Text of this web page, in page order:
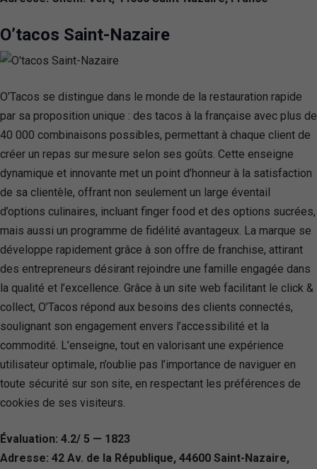
O’tacos Saint-Nazaire
O’Tacos se distingue dans le monde de la restauration rapide
par sa proposition unique : des tacos à la française avec plus de
40 000 combinaisons possibles, permettant à chaque client de
créer un repas sur mesure selon ses goûts. Cette enseigne
dynamique et innovante met un point d’honneur à la satisfaction
de sa clientèle, offrant non seulement un large éventail
d’options culinaires, incluant finger food et des options sucrées,
mais aussi un programme de fidélité avantageux. La marque se
développe rapidement grâce à son offre de franchise, attirant
des entrepreneurs désirant rejoindre une famille engagée dans
la qualité et l’excellence. Grâce à un site web facilitant le click &
collect, O’Tacos répond aux besoins des clients connectés,
soulignant son engagement envers l’accessibilité et la
commodité. L’enseigne, tout en valorisant une expérience
utilisateur optimale, n’oublie pas l’importance de naviguer en
toute sécurité sur son site, en respectant les préférences de
cookies de ses visiteurs.
Évaluation: 4.2/ 5 — 1823
Adresse: 42 Av. de la République, 44600 Saint-Nazaire,